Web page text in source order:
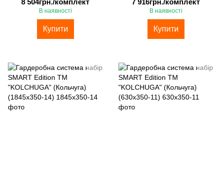
В наявності
Купити
В наявності
Купити